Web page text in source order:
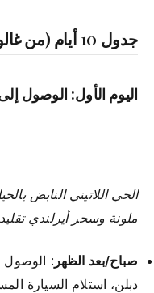
جدول 10 أيام (من غالواي إلى دينجل)
اليوم الأول: الوصول
الحي اللاتيني النابض
ملونة وسحر أيرلندي
صباح/بعد الظهر : الوصول
دبلن، استلام السيارة